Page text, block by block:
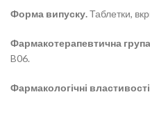
Форма випуску.Таблетки,
Фармакотерапевтична
B06.
Фармакологічні